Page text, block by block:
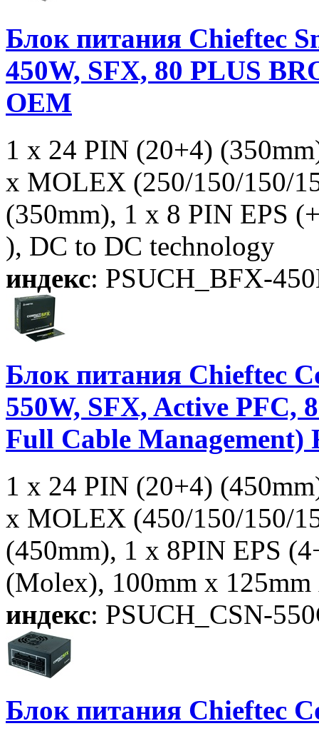
Блок питания Chieftec
450W, SFX, 80 PLUS
OEM
1 x 24 PIN (20+4)
x MOLEX (250/150/150/
(350mm), 1 x 8 PIN EPS
), DC to DC technology
индекс: PSUCH_BFX-
Блок питания Chieftec
550W, SFX, Active PFC,
Full Cable Management)
1 x 24 PIN (20+4)
x MOLEX (450/150/150/
(450mm), 1 x 8PIN EPS
(Molex), 100mm x 125mm
индекс: PSUCH_CSN-
Блок питания Chieftec